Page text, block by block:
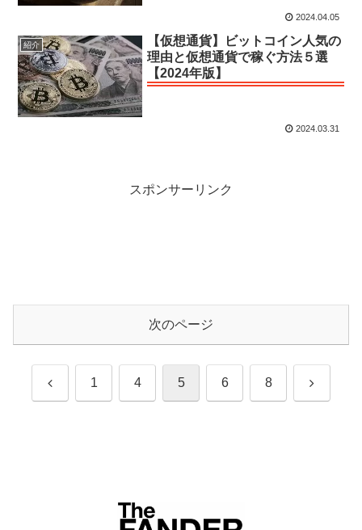
2024.04.05
紹介
【仮想通貨】ビットコイン人気の
理由と仮想通貨で稼ぐ方法５選
【2024年版】
2024.03.31
スポンサーリンク
次のページ
前 1 4 5 6 8 次